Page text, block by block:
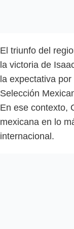
El triunfo del
la victoria de
la expectativa
Selección
En ese contexto,
mexicana en lo
internacional.